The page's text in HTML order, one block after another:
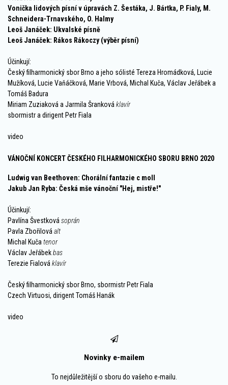
Vonička lidových písní v úpravách Z. Šestáka, J. Bártka, P. Fialy, M.
Schneidera-Trnavského, O. Halmy
Leoš Janáček: Ukvalské písně
Leoš Janáček: Rákos Rákoczy (výběr písní)
Účinkují:
Český filharmonický sbor Brno a jeho sólisté Tereza Hromádková, Lucie
Mužíková, Lucie Vaňáčková, Marie Vrbová, Michal Kuča, Václav Jeřábek a
Tomáš Badura
Miriam Zuziaková a Jarmila Šrankováklavír
sbormistr a dirigent Petr Fiala
video
VÁNOČNÍ KONCERT ČESKÉHO FILHARMONICKÉHO SBORU BRNO 2020
Ludwig van Beethoven: Chorální fantazie c moll
Jakub Jan Ryba: Česká mše vánoční "Hej, mistře!"
Účinkují:
Pavlína Švestkovásoprán
Pavla Zbořilováalt
Michal Kučatenor
Václav Jeřábekbas
Terezie Fialováklavír
Český filharmonický sbor Brno, sbormistr Petr Fiala
Czech Virtuosi, dirigent Tomáš Hanák
video
Novinky e-mailem
To nejdůležitější o sboru do vašeho e-mailu.